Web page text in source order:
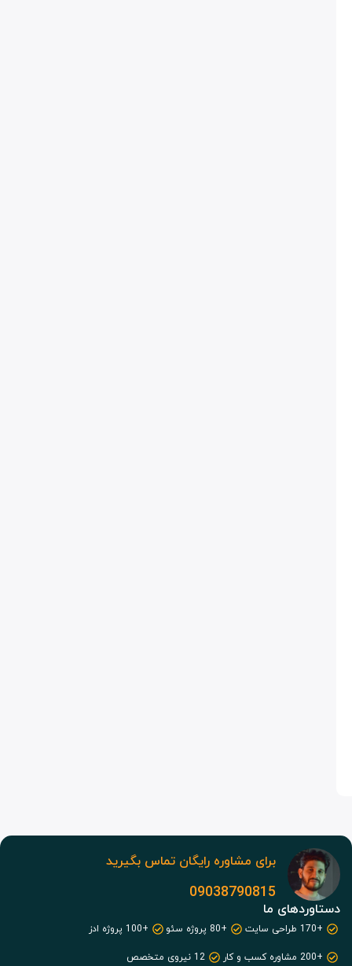
برای مشاوره رایگان تماس بگیرید
09038790815
دستاوردهای ما
+170 طراحی سایت +80 پروژه سئو
+100 پروژه ادز
+200 مشاوره کسب و کار
12 نیروی متخصص